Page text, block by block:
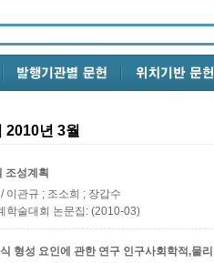
2010년 3월
조성계획
/ 이관규 ; 조소희 ; 장갑수
학술대회 논문집: (2010-03)
형성 요인에 관한 연구 인구사회학적,물